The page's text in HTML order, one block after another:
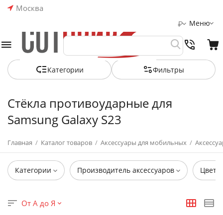
Москва
Меню
₽
Категории Фильтры
Стёкла противоударные для
Samsung Galaxy S23
Главная / Каталог товаров / Аксессуары для мобильных /
Категории Производитель аксессуаров Цвет
От А до Я